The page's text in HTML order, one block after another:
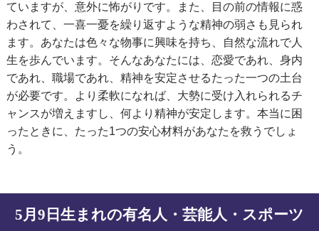
ていますが、意外に怖がりです。また、目の前の情報に惑
わされて、一喜一憂を繰り返すような精神の弱さも見られ
ます。あなたは色々な物事に興味を持ち、自然な流れで人
生を歩んでいます。そんなあなたには、恋愛であれ、身内
であれ、職場であれ、精神を安定させるたった一つの土台
が必要です。より柔軟になれば、大勢に受け入れられるチ
ャンスが増えますし、何より精神が安定します。本当に困
ったときに、たった1つの安心材料があなたを救うでしょ
う。
5月9日生まれの有名人・芸能人・スポーツ